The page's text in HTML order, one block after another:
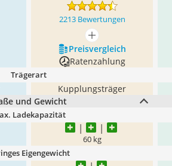
2213 Bewertungen
mehr anzeigen
Preis­vergleich
Ratenzahlung
Trägerart
Kupplungsträger
und Gewicht
Ladekapazität
60 kg
Eigengewicht